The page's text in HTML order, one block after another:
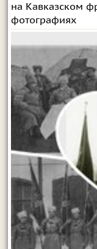
на Кавказском
фотографиях